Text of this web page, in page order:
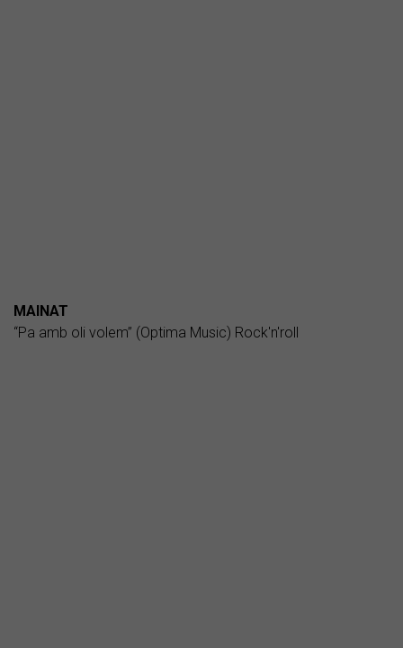
MAINAT
“Pa amb oli volem” (Optima Music) Rock'n'roll